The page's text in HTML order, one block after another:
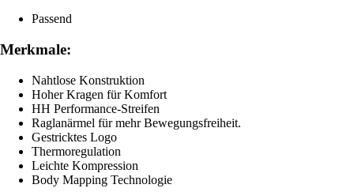
Passend
Merkmale:
Nahtlose Konstruktion
Hoher Kragen für Komfort
HH Performance-Streifen
Raglanärmel für mehr Bewegungsfreiheit.
Gestricktes Logo
Thermoregulation
Leichte Kompression
Body Mapping Technologie